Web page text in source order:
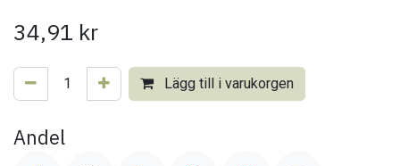
34,91 kr
Lägg till i varukorgen
Andel